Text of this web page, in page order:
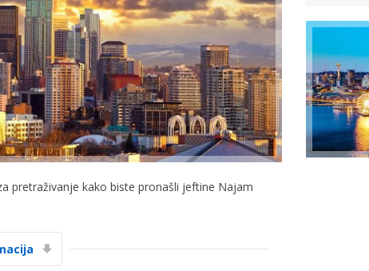
pretraživanje kako biste pronašli jeftine Najam
Posebni popusti